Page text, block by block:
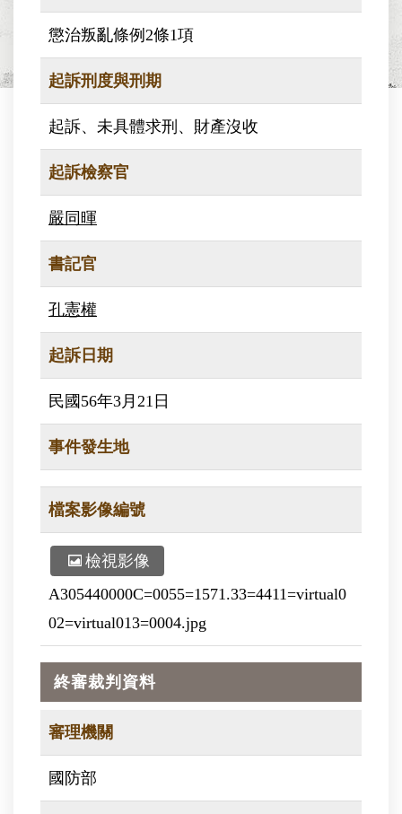
懲治叛亂條例2條1項
起訴刑度與刑期
起訴、未具體求刑、財產沒收
起訴檢察官
嚴同暉
書記官
孔憲權
起訴日期
民國56年3月21日
事件發生地
檔案影像編號
檢視影像
A305440000C=0055=1571.33=4411=virtual0
02=virtual013=0004.jpg
終審裁判資料
審理機關
國防部